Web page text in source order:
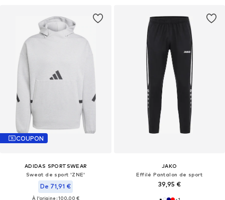
COUPON
ADIDAS SPORTSWEAR
Sweat de sport 'ZNE'
De 71,91 €
À l'origine : 100,00 €
JAKO
Effilé Pantalon de sport
39,95 €